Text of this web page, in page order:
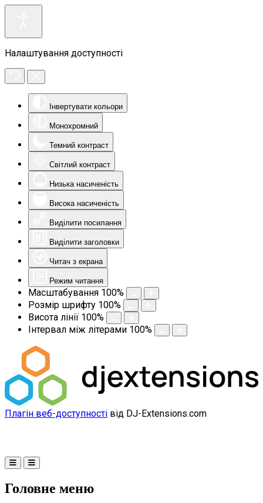
Налаштування доступності
Інвертувати кольори
Монохромний
Темний контраст
Світлий контраст
Низька насиченість
Висока насиченість
Виділити посилання
Виділити заголовки
Читач з екрана
Режим читання
Масштабування 100%
Розмір шрифту 100%
Висота лінії 100%
Інтервал між літерами 100%
Плагін веб-доступності від DJ-Extensions.com
Головне меню